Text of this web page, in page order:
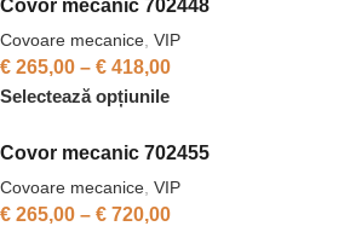
Covor mecanic 702448
Covoare mecanice VIP
€ 265,00 – € 418,00
Selectează opțiunile
Covor mecanic 702455
Covoare mecanice VIP
€ 265,00 – € 720,00